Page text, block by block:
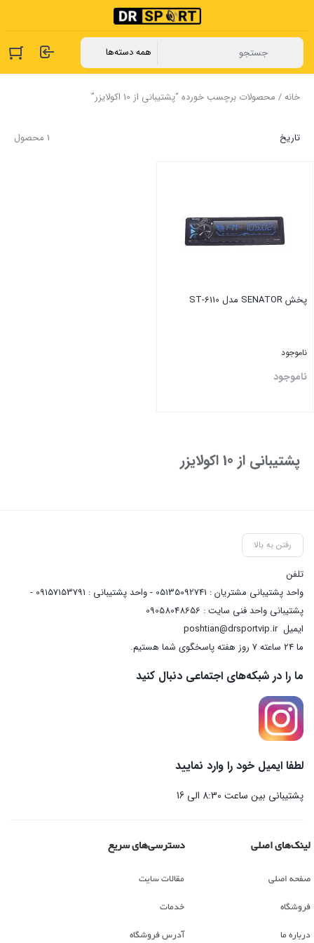
خانه/ محصولات برچسب خورده “پشتیبانی از 10 اکولایزر”
1 محصول تاریخ
پخش SENATOR مدل ST-6110
ناموجود
ناموجود
پشتیبانی از 10 اکولایزر
رفتن به بالا
تلفن
واحد پشتیبانی مشتریان : 05135092741 - واحد پشتیبانی : 09157153791 -
پشتیبانی واحد فنی سایت : 09058048656
ایمیلposhtian@drsportvip.ir
ما 24 ساعته 7 روز هفته پاسخگوی شما هستیم.
ما را در شبکه‌های اجتماعی دنبال کنید
لطفا ایمیل خود را وارد نمایید
پشتیبانی بین ساعت 8:30 الی 16
لینک‌های اصلی
صفحه اصلی
فروشگاه
درباره ما
دسترسی‌های سریع
مقالات سایت
خدمات
آدرس فروشگاه